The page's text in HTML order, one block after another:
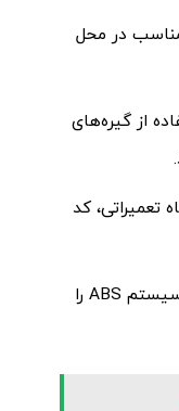
مناسب در محل
را با استفاده از گیره‌های
تعمیراتی، کد
با استفاده از دستگاه تعمیراتی، سیستم ABS را